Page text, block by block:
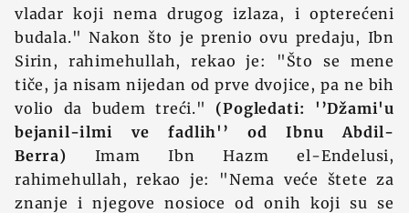
vladar koji nema drugog izlaza, i opterećeni
budala." Nakon što je prenio ovu predaju, Ibn
Sirin, rahimehullah, rekao je: "Što se mene
tiče, ja nisam nijedan od prve dvojice, pa ne bih
volio da budem treći." (Pogledati: '’Džami'u
bejanil-ilmi ve fadlih'’ od Ibnu Abdil-
Berra) Imam Ibn Hazm el-Endelusi,
rahimehullah, rekao je: "Nema veće štete za
znanje i njegove nosioce od onih koji su se